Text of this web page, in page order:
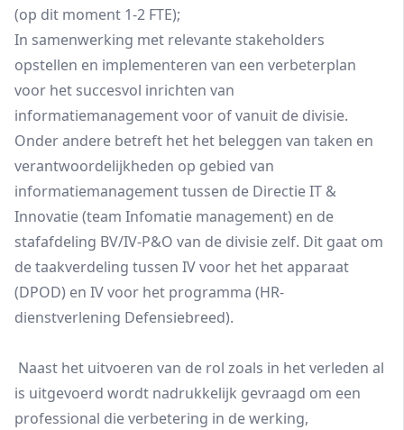
(op dit moment 1-2 FTE);
In samenwerking met relevante stakeholders
opstellen en implementeren van een verbeterplan
voor het succesvol inrichten van
informatiemanagement voor of vanuit de divisie.
Onder andere betreft het het beleggen van taken en
verantwoordelijkheden op gebied van
informatiemanagement tussen de Directie IT &
Innovatie (team Infomatie management) en de
stafafdeling BV/IV-P&O van de divisie zelf. Dit gaat om
de taakverdeling tussen IV voor het het apparaat
(DPOD) en IV voor het programma (HR-
dienstverlening Defensiebreed).
Naast het uitvoeren van de rol zoals in het verleden al
is uitgevoerd wordt nadrukkelijk gevraagd om een
professional die verbetering in de werking,